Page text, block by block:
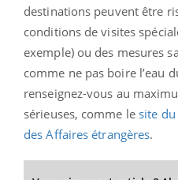
destinations peuvent être
conditions de visites
exemple) ou des mesures
comme ne pas boire l’eau
renseignez-vous au
sérieuses, comme le site
des Affaires étrangères.